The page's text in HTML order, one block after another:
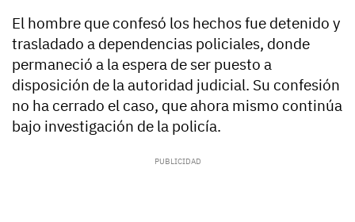
El hombre que confesó los hechos fue detenido y
trasladado a dependencias policiales, donde
permaneció a la espera de ser puesto a
disposición de la autoridad judicial. Su confesión
no ha cerrado el caso, que ahora mismo continúa
bajo investigación de la policía.